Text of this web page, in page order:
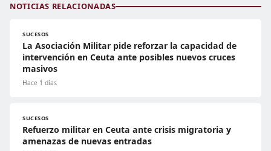
NOTICIAS RELACIONADAS
SUCESOS
La Asociación Militar pide reforzar la capacidad de
intervención en Ceuta ante posibles nuevos cruces
masivos
Hace 1 días
SUCESOS
Refuerzo militar en Ceuta ante crisis migratoria y
amenazas de nuevas entradas